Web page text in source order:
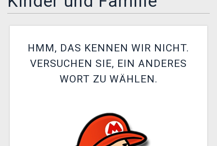
XZONE CLUB
HMM, DAS KENNEN WIR NICHT.
VERSUCHEN SIE, EIN ANDERES
WORT ZU WÄHLEN.